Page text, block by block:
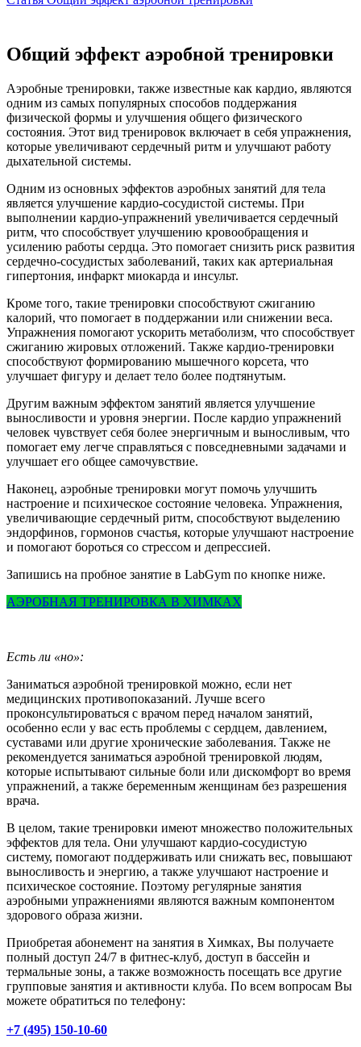
Общий эффект аэробной тренировки
Аэробные тренировки, также известные как кардио, являются
одним из самых популярных способов поддержания
физической формы и улучшения общего физического
состояния. Этот вид тренировок включает в себя упражнения,
которые увеличивают сердечный ритм и улучшают работу
дыхательной системы.
Одним из основных эффектов аэробных занятий для тела
является улучшение кардио-сосудистой системы. При
выполнении кардио-упражнений увеличивается сердечный
ритм, что способствует улучшению кровообращения и
усилению работы сердца. Это помогает снизить риск развития
сердечно-сосудистых заболеваний, таких как артериальная
гипертония, инфаркт миокарда и инсульт.
Кроме того, такие тренировки способствуют сжиганию
калорий, что помогает в поддержании или снижении веса.
Упражнения помогают ускорить метаболизм, что способствует
сжиганию жировых отложений. Также кардио-тренировки
способствуют формированию мышечного корсета, что
улучшает фигуру и делает тело более подтянутым.
Другим важным эффектом занятий является улучшение
выносливости и уровня энергии. После кардио упражнений
человек чувствует себя более энергичным и выносливым, что
помогает ему легче справляться с повседневными задачами и
улучшает его общее самочувствие.
Наконец, аэробные тренировки могут помочь улучшить
настроение и психическое состояние человека. Упражнения,
увеличивающие сердечный ритм, способствуют выделению
эндорфинов, гормонов счастья, которые улучшают настроение
и помогают бороться со стрессом и депрессией.
Запишись на пробное занятие в LabGym по кнопке ниже.
АЭРОБНАЯ ТРЕНИРОВКА В ХИМКАХ
Есть ли «но»:
Заниматься аэробной тренировкой можно, если нет
медицинских противопоказаний. Лучше всего
проконсультироваться с врачом перед началом занятий,
особенно если у вас есть проблемы с сердцем, давлением,
суставами или другие хронические заболевания. Также не
рекомендуется заниматься аэробной тренировкой людям,
которые испытывают сильные боли или дискомфорт во время
упражнений, а также беременным женщинам без разрешения
врача.
В целом, такие тренировки имеют множество положительных
эффектов для тела. Они улучшают кардио-сосудистую
систему, помогают поддерживать или снижать вес, повышают
выносливость и энергию, а также улучшают настроение и
психическое состояние. Поэтому регулярные занятия
аэробными упражнениями являются важным компонентом
здорового образа жизни.
Приобретая абонемент на занятия в Химках, Вы получаете
полный доступ 24/7 в фитнес-клуб, доступ в бассейн и
термальные зоны, а также возможность посещать все другие
групповые занятия и активности клуба. По всем вопросам Вы
можете обратиться по телефону:
+7 (495) 150-10-60